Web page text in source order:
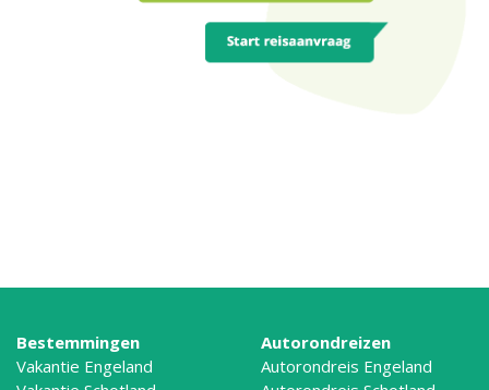
Bestemmingen
Vakantie Engeland
Autorondreizen
Autorondreis Engeland